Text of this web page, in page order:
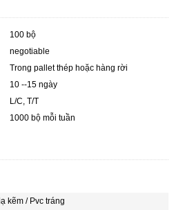
100 bộ
negotiable
Trong pallet thép hoặc hàng rời
10 --15 ngày
L/C, T/T
1000 bộ mỗi tuần
kẽm / Pvc tráng